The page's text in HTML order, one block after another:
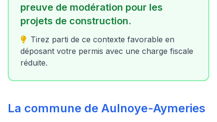
preuve de modération pour les
projets de construction.
Tirez parti de ce contexte favorable en
déposant votre permis avec une charge fiscale
réduite.
La commune de Aulnoye-Aymeries